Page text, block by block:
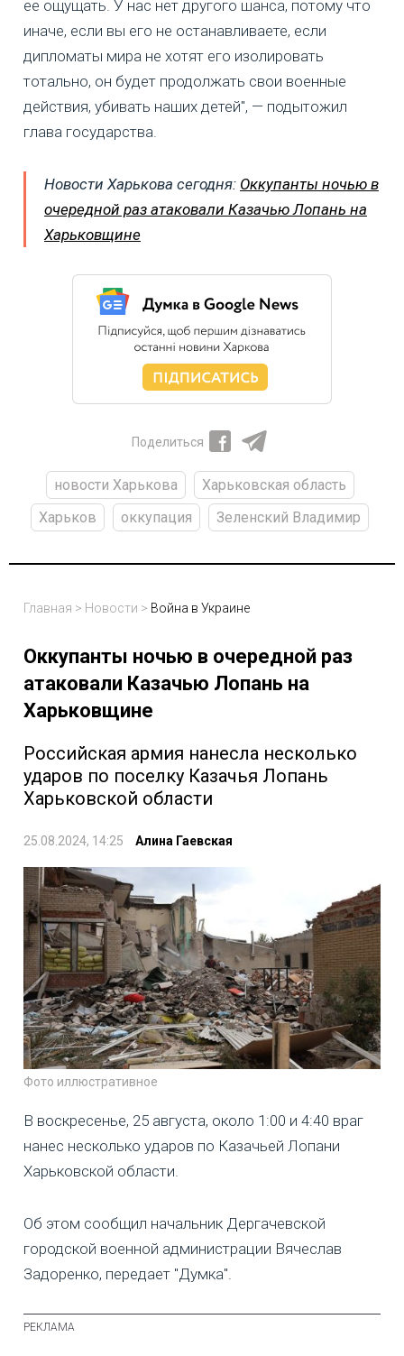
ее ощущать. У нас нет другого шанса, потому что
иначе, если вы его не останавливаете, если
дипломаты мира не хотят его изолировать
тотально, он будет продолжать свои военные
действия, убивать наших детей", — подытожил
глава государства.
Новости Харькова сегодня: Оккупанты ночью в
очередной раз атаковали Казачью Лопань на
Харьковщине
Поделиться
новости Харькова
Харьковская область
Харьков
оккупация Зеленский Владимир
Главная > Новости > Война в Украине
Оккупанты ночью в очередной раз
атаковали Казачью Лопань на
Харьковщине
Российская армия нанесла несколько
ударов по поселку Казачья Лопань
Харьковской области
25.08.2024, 14:25 Алина Гаевская
Фото иллюстративное
В воскресенье, 25 августа, около 1:00 и 4:40 враг
нанес несколько ударов по Казачьей Лопани
Харьковской области.
Об этом сообщил начальник Дергачевской
городской военной администрации Вячеслав
Задоренко, передает "Думка".